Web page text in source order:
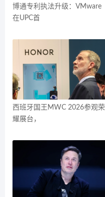
博通专利执法升级：VMware
在UPC首
西班牙国王MWC 2026参观荣
耀展台，